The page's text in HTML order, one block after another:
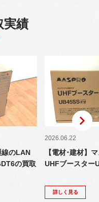
実績
線のLAN
の買取
2026.06.22
【電材･建材】
UHFブースター
詳しく見る